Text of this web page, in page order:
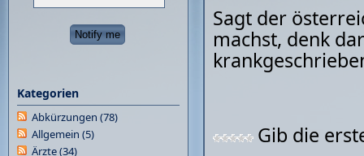
Sagt der
machst, denk
Gib die
Kategorien
Abkürzungen (78)
Allgemein (5)
Ärzte(34)